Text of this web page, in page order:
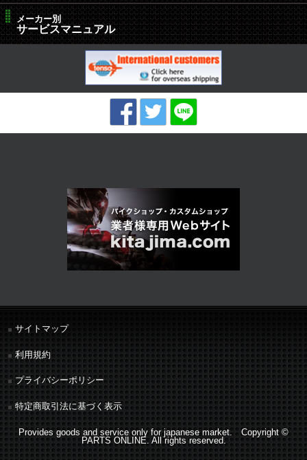
メーカー別
サービスマニュアル
サイトマップ
利用規約
プライバシーポリシー
特定商取引法に基づく表示
Provides goods and service only for japanese market. Copyright ©
PARTS ONLINE. All rights reserved.